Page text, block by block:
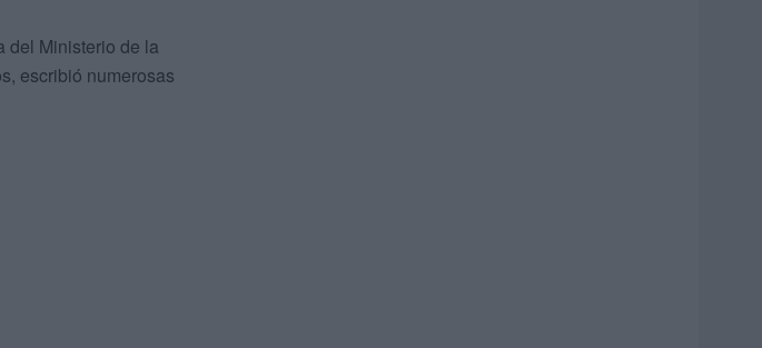
del Ministerio de la
escribió numerosas